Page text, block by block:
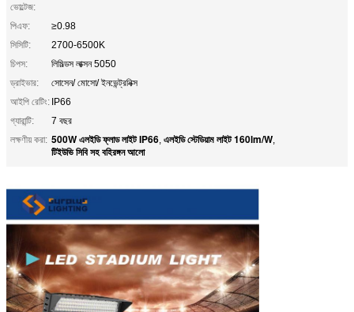
ভোল্টেজ:
পিএফ:
≥0.98
সিসিটি:
2700-6500K
চিপস:
লিমিল্ডস লাক্সন 5050
ড্রাইভার:
সোসেন/ মোসো/ ইনভেন্ট্রনিক্স
আইপি রেটিং: IP66
গ্যারান্টি:
7 বছর
লক্ষণীয় করা: 500W এলইডি ফ্লাড লাইট IP66, এলইডি স্টেডিয়াম লাইট 160lm/W,
টিইউভি সিবি সহ বহিরঙ্গন আলো